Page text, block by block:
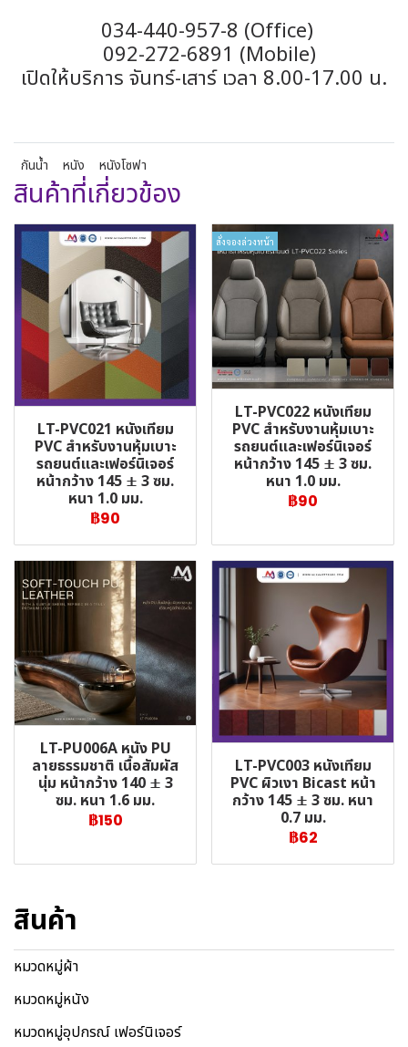
034-440-957-8 (Office)
092-272-6891 (Mobile)
เปิดให้บริการ จันทร์-เสาร์ เวลา 8.00-17.00 น.
กันน้ำ หนัง หนังโซฟา
สินค้าที่เกี่ยวข้อง
LT-PVC021 หนังเทียม
PVC สำหรับงานหุ้มเบาะ
รถยนต์และเฟอร์นิเจอร์
หน้ากว้าง 145 ± 3 ซม.
หนา 1.0 มม.
฿90
สั่งจองล่วงหน้า
LT-PVC022 หนังเทียม
PVC สำหรับงานหุ้มเบาะ
รถยนต์และเฟอร์นิเจอร์
หน้ากว้าง 145 ± 3 ซม.
หนา 1.0 มม.
฿90
LT-PU006A หนัง PU
ลายธรรมชาติ เนื้อสัมผัส
นุ่ม หน้ากว้าง 140 ± 3
ซม. หนา 1.6 มม.
฿150
LT-PVC003 หนังเทียม
PVC ผิวเงา Bicast หน้า
กว้าง 145 ± 3 ซม. หนา
0.7 มม.
฿62
สินค้า
หมวดหมู่ผ้า
หมวดหมู่หนัง
หมวดหมู่อุปกรณ์ เฟอร์นิเจอร์